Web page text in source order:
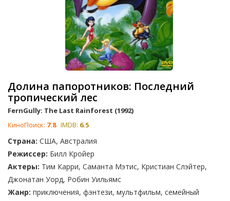
Долина папоротников: Последний
тропический лес
FernGully: The Last Rainforest (1992)
КиноПоиск: 7.8 IMDB: 6.5
Страна: США, Австралия
Режиссер: Билл Кройер
Актеры: Тим Карри, Саманта Мэтис, Кристиан Слэйтер,
Джонатан Уорд, Робин Уильямс
Жанр: приключения, фэнтези, мультфильм, семейный